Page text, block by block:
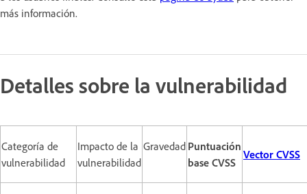
más información.
Detalles sobre la vulnerabilidad
Categoría de
vulnerabilidad
Impacto de la
vulnerabilidad
Gravedad Puntuación
base CVSS
Vector CVSS